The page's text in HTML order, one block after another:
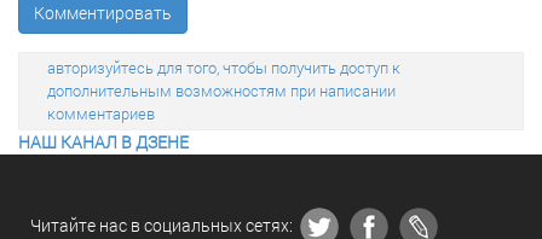
Комментировать
авторизуйтесь для того, чтобы получить доступ к
дополнительным возможностям при написании
комментариев
НАШ КАНАЛ В ДЗЕНЕ
Читайте нас в социальных сетях: